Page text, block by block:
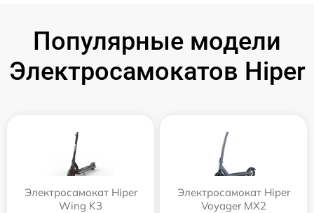
Популярные модели
Электросамокатов Hiper
Электросамокат Hiper
Wing K3
Электросамокат Hiper
Voyager MX2